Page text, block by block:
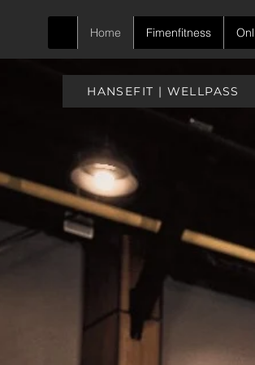
Home Fimenfitness
HANSEFIT | WELLPASS